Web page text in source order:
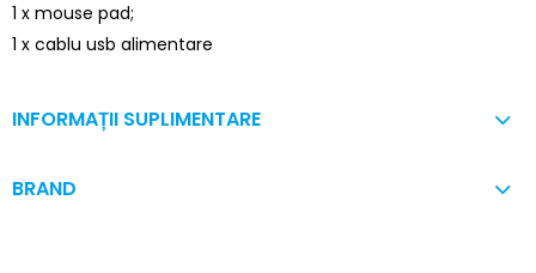
1 x mouse pad;
1 x cablu usb alimentare
INFORMAȚII SUPLIMENTARE
BRAND